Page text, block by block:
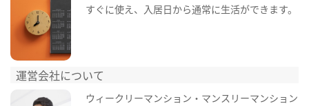
すぐに使え、入居日から通常に生活ができます。
運営会社について
ウィークリーマンション・マンスリーマンション